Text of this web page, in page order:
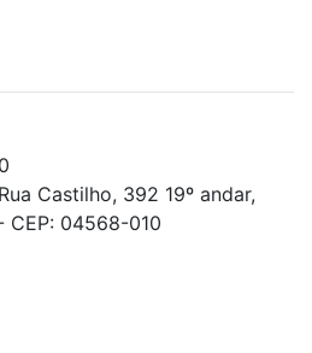
Castilho, 392 19º andar,
CEP: 04568-010